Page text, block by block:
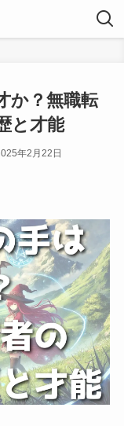
か？無職転
と才能
年2月22日